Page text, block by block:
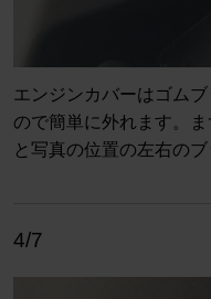
エンジンカバーはゴム
ので簡単に外れます。
と写真の位置の左右の
4/7